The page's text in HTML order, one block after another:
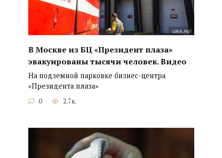
В Москве из БЦ «Президент плаза»
эвакуированы тысячи человек. Видео
На подземной парковке бизнес-центра
«Президента плаза»
0 2.7к.